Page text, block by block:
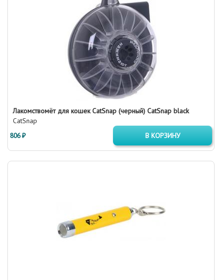
Лакомствомёт для кошек CatSnap (черный) CatSnap black
CatSnap
806 ₽
В КОРЗИНУ